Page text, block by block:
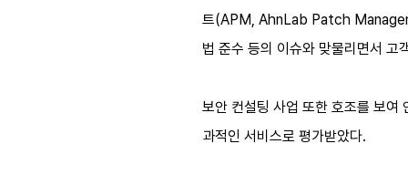
트(APM, AhnLab Patch
법 준수 등의 이슈와 맞물리면서
보안 컨설팅 사업 또한 호조를 보여
과적인 서비스로 평가받았다.